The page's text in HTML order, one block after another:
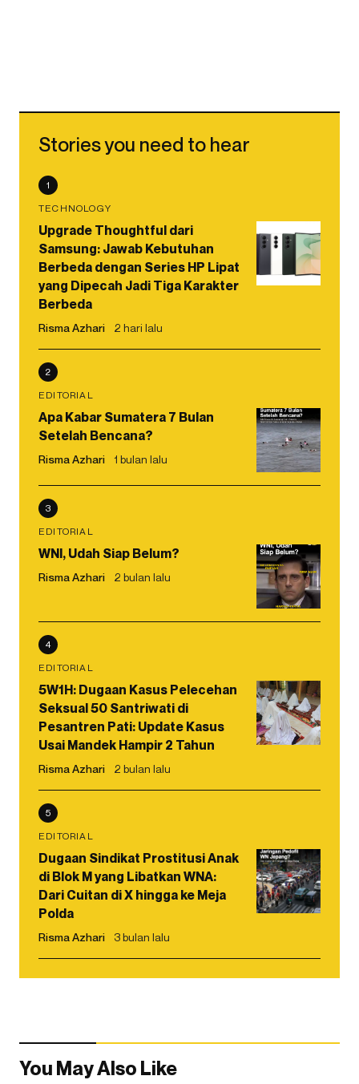
Stories you need to hear
1
TECHNOLOGY
Upgrade Thoughtful dari
Samsung: Jawab Kebutuhan
Berbeda dengan Series HP Lipat
yang Dipecah Jadi Tiga Karakter
Berbeda
Risma Azhari 2 hari lalu
2
EDITORIAL
Apa Kabar Sumatera 7 Bulan
Setelah Bencana?
Risma Azhari 1 bulan lalu
3
EDITORIAL
WNI, Udah Siap Belum?
Risma Azhari 2 bulan lalu
4
EDITORIAL
5W1H: Dugaan Kasus Pelecehan
Seksual 50 Santriwati di
Pesantren Pati: Update Kasus
Usai Mandek Hampir 2 Tahun
Risma Azhari 2 bulan lalu
5
EDITORIAL
Dugaan Sindikat Prostitusi Anak
di Blok M yang Libatkan WNA:
Dari Cuitan di X hingga ke Meja
Polda
Risma Azhari 3 bulan lalu
You May Also Like